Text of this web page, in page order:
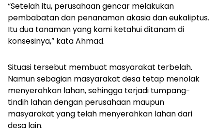
“Setelah itu, perusahaan gencar melakukan
pembabatan dan penanaman akasia dan eukaliptus.
Itu dua tanaman yang kami ketahui ditanam di
konsesinya,” kata Ahmad.
Situasi tersebut membuat masyarakat terbelah.
Namun sebagian masyarakat desa tetap menolak
menyerahkan lahan, sehingga terjadi tumpang-
tindih lahan dengan perusahaan maupun
masyarakat yang telah menyerahkan lahan dari
desa lain.